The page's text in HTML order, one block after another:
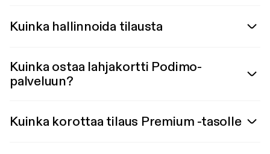
Kuinka hallinnoida tilausta
Kuinka ostaa lahjakortti Podimo-
palveluun?
Kuinka korottaa tilaus Premium -tasolle